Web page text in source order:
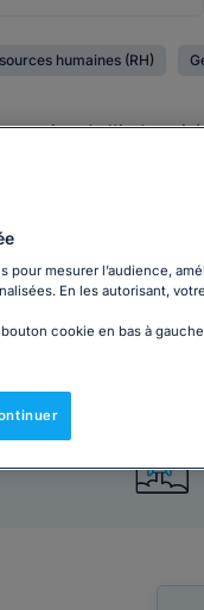
humaines (RH)
de
suite au rapport
à l'examen.
mesurer l’audience,
En les autorisant, votre
cookie en bas à